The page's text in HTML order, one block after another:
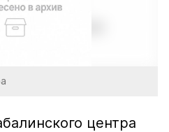
центра